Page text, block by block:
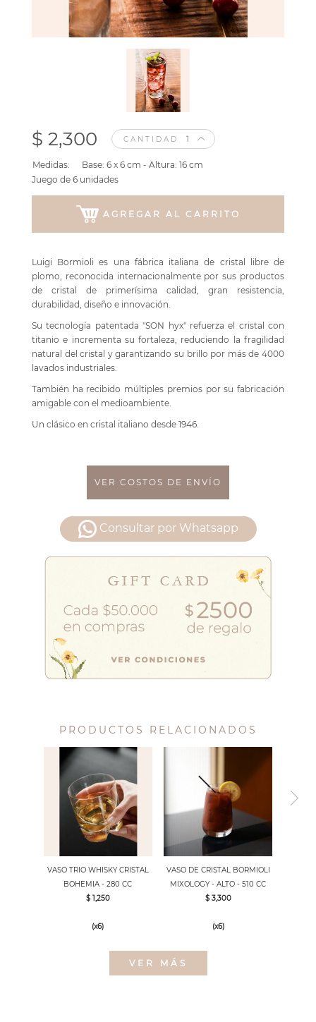
$ 2,300 CANTIDAD
Medidas:
Base: 6 x 6 cm - Altura: 16 cm
Juego de 6 unidades
AGREGAR AL CARRITO
Luigi Bormioli es una fábrica italiana de cristal libre de
plomo, reconocida internacionalmente por sus productos
de cristal de primerísima calidad, gran resistencia,
durabilidad, diseño e innovación.
Su tecnología patentada "SON hyx" refuerza el cristal con
titanio e incrementa su fortaleza, reduciendo la fragilidad
natural del cristal y garantizando su brillo por más de 4000
lavados industriales.
También ha recibido múltiples premios por su fabricación
amigable con el medioambiente.
Un clásico en cristal italiano desde 1946.
VER COSTOS DE ENVÍO
Consultar por Whatsapp
PRODUCTOS RELACIONADOS
VASO TRIO WHISKY CRISTAL
BOHEMIA - 280 CC
$ 1,250
(x6)
VASO DE CRISTAL BORMIOLI
MIXOLOGY - ALTO - 510 CC
$ 3,300
(x6)
VER MÁS